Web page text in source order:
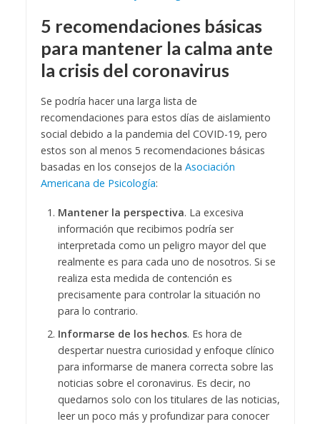
5 recomendaciones básicas
para mantener la calma ante
la crisis del coronavirus
Se podría hacer una larga lista de
recomendaciones para estos días de aislamiento
social debido a la pandemia del COVID-19, pero
estos son al menos 5 recomendaciones básicas
basadas en los consejos de la Asociación
Americana de Psicología:
Mantener la perspectiva. La excesiva
información que recibimos podría ser
interpretada como un peligro mayor del que
realmente es para cada uno de nosotros. Si se
realiza esta medida de contención es
precisamente para controlar la situación no
para lo contrario.
Informarse de los hechos. Es hora de
despertar nuestra curiosidad y enfoque clínico
para informarse de manera correcta sobre las
noticias sobre el coronavirus. Es decir, no
quedarnos solo con los titulares de las noticias,
leer un poco más y profundizar para conocer